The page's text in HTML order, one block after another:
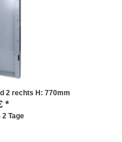
2 rechts H: 770mm
*
2 Tage